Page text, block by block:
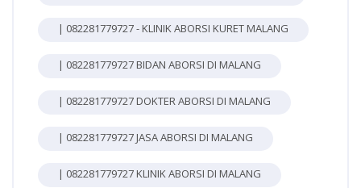
| 082281779727 - KLINIK ABORSI KURET MALANG
| 082281779727 BIDAN ABORSI DI MALANG
| 082281779727 DOKTER ABORSI DI MALANG
| 082281779727 JASA ABORSI DI MALANG
| 082281779727 KLINIK ABORSI DI MALANG